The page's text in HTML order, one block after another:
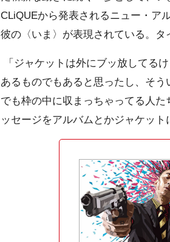
CLiQUEから発表されるニュー・ア
彼の〈いま〉が表現されている。タ
「ジャケットは外にブッ放してる
あるものでもあると思ったし、そ
でも枠の中に収まっちゃってる人
ッセージをアルバムとかジャケット